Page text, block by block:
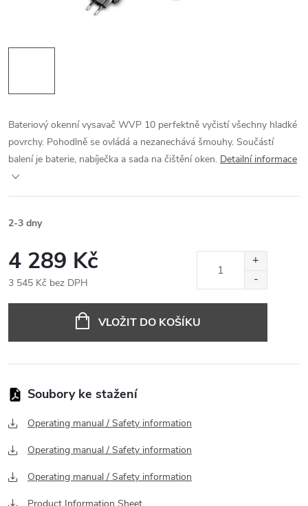
Bateriový okenní vysavač WVP 10 perfektně vyčistí všechny hladké
povrchy. Pohodlně se ovládá a nezanechává šmouhy. Součástí
balení je baterie, nabíječka a sada na čištění oken. Detailní informace
2-3 dny
4 289 Kč
3 545 Kč bez DPH
VLOŽIT DO KOŠÍKU
Operating manual / Safety information
Operating manual / Safety information
Operating manual / Safety information